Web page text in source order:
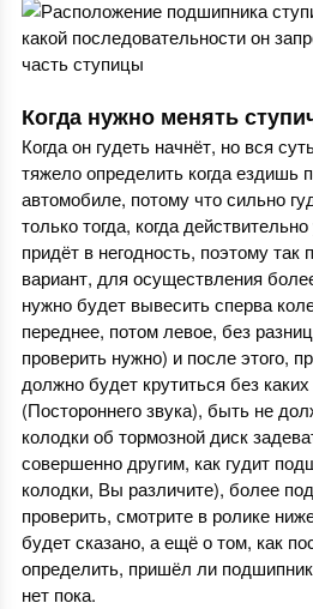
Когда нужно менять
Когда он гудеть начнёт, но вся
тяжело определить когда ездишь
автомобиле, потому что сильно
только тогда, когда
придёт в негодность, поэтому так
вариант, для осуществления
нужно будет вывесить сперва
переднее, потом левое, без
проверить нужно) и после этого,
должно будет крутиться без
(Постороннего звука), быть не
колодки об тормозной диск
совершенно другим, как гудит
колодки, Вы различите), более
проверить, смотрите в ролике
будет сказано, а ещё о том, как
определить, пришёл ли
нет пока.